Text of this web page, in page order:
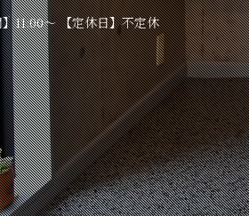
11:00～ 【定休日】不定休